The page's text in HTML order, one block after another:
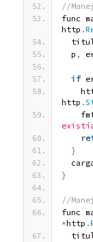
//
func
http .
  p
,
if
http .
}
}
//
func
*http .